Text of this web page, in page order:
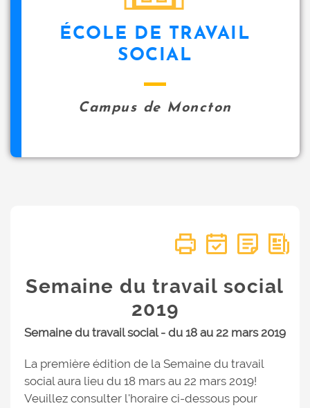
ÉCOLE DE TRAVAIL
SOCIAL
Campus de Moncton
Semaine du travail social
2019
Semaine du travail social - du 18 au 22 mars 2019
La première édition de la Semaine du travail
social aura lieu du 18 mars au 22 mars 2019!
Veuillez consulter l'horaire ci-dessous pour